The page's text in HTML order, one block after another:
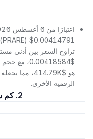
الرقمية الأخرى.
2. كم سعر وحدة واحدة من Polkarare؟